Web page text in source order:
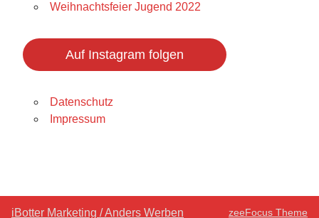
Weihnachtsfeier Jugend 2022
Auf Instagram folgen
Datenschutz
Impressum
iBotter Marketing / Anders Werben zeeFocus Theme